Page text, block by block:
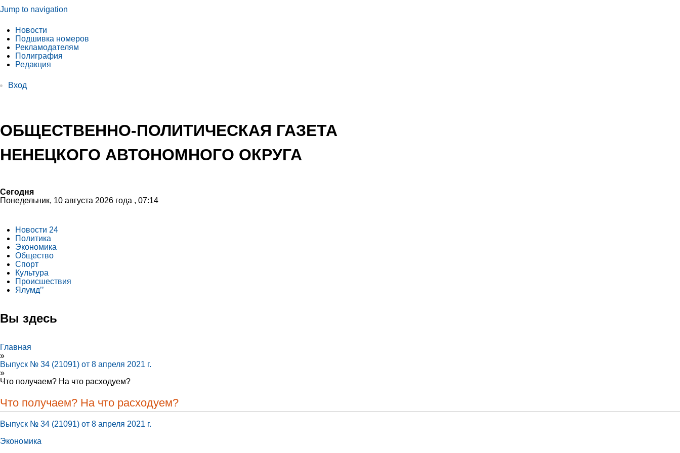
Jump to navigation
Новости
Подшивка номеров
Рекламодателям
Полиграфия
Редакция
Вход
ОБЩЕСТВЕННО-ПОЛИТИЧЕСКАЯ ГАЗЕТА
НЕНЕЦКОГО АВТОНОМНОГО ОКРУГА
Сегодня
Понедельник, 10 августа 2026 года , 07:14
Новости 24
Политика
Экономика
Общество
Спорт
Культура
Происшествия
Ялумд’’
Вы здесь
Главная
»
Выпуск № 34 (21091) от 8 апреля 2021 г.
»
Что получаем? На что расходуем?
Что получаем? На что расходуем?
Выпуск № 34 (21091) от 8 апреля 2021 г.
Экономика